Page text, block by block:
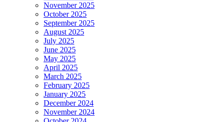
November 2025
October 2025
September 2025
August 2025
July 2025
June 2025
May 2025
April 2025
March 2025
February 2025
January 2025
December 2024
November 2024